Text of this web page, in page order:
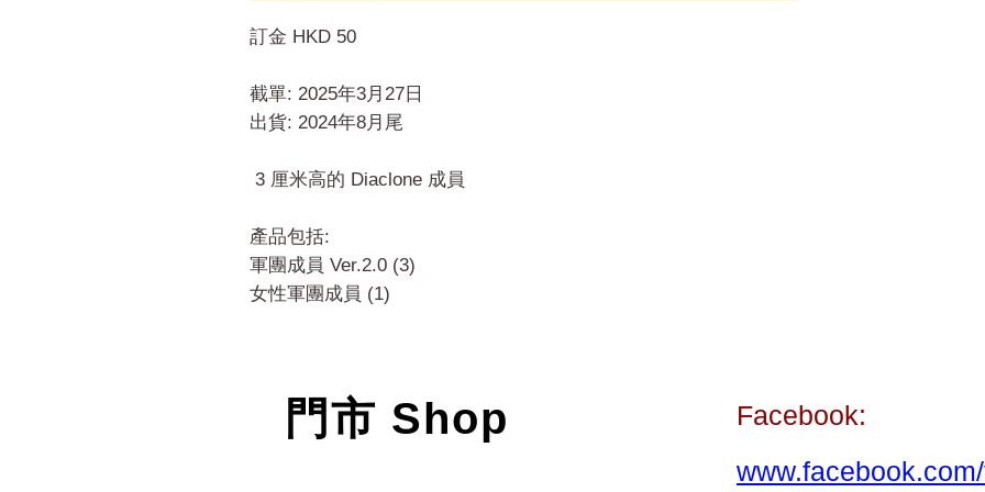
訂金 HKD 50
截單: 2025年3月27日
出貨: 2024年8月尾
3 厘米高的 Diaclone 成員
產品包括:
軍團成員 Ver.2.0 (3)
女性軍團成員 (1)
門市 Shop
Facebook: